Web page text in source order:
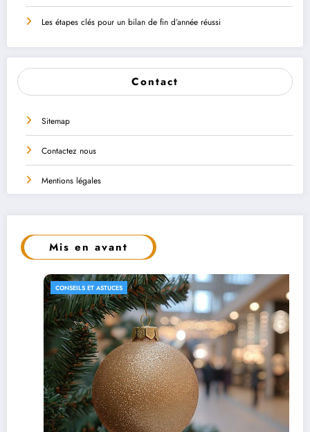
Les étapes clés pour un bilan de fin d’année réussi
Contact
Sitemap
Contactez nous
Mentions légales
Mis en avant
CONSEILS ET ASTUCES